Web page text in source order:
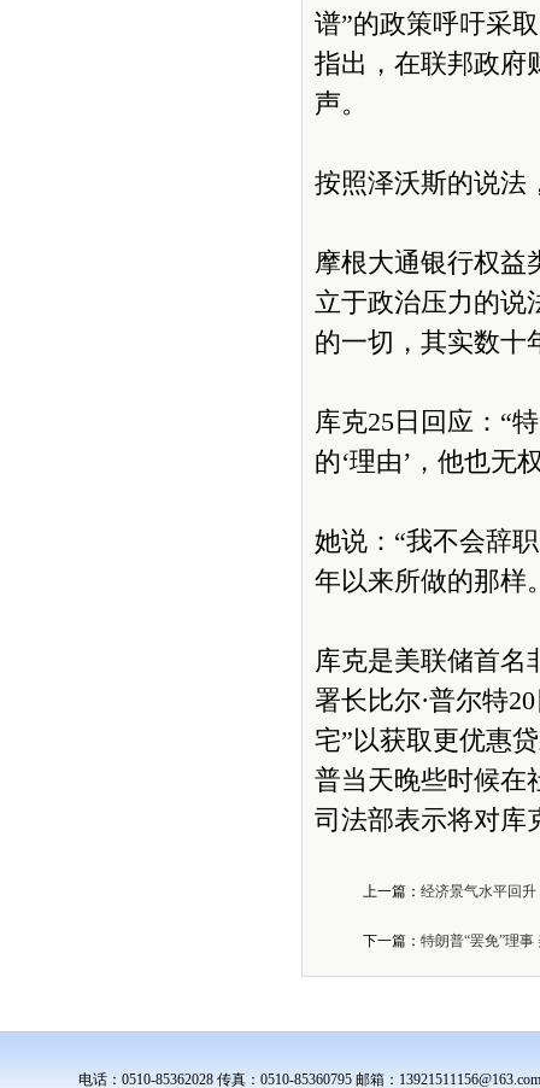
谱”的政策呼吁采
指出，在联邦政府
声。
按照泽沃斯的说法
摩根大通银行权益
立于政治压力的说
的一切，其实数十
库克25日回应：“
的‘理由’，他也无
她说：“我不会辞
年以来所做的那样
库克是美联储首名
署长比尔·普尔特
宅”以获取更优惠
普当天晚些时候在
司法部表示将对库
上一篇： 经济景气水平回
下一篇： 特朗普“罢免”理事
电话：0510-85362028 传真：0510-85360795 邮箱：